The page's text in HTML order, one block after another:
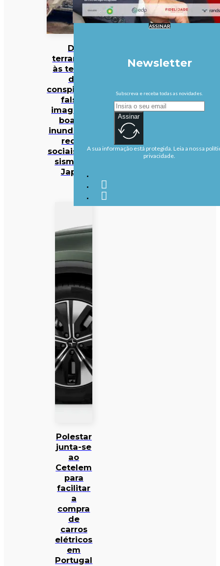
Do
terramoto
às teorias
da
conspiração:
falsas
imagens e
boatos
inundam as
redes
sociais após
sismo no
Japão
Polestar
junta-se
ao
Cetelem
para
facilitar
a
compra
de
carros
elétricos
em
Portugal
ASSINAR
Newsletter
Subscreva e receba todas as novidades.
Assinar
A sua informação está protegida. Leia a nossa
privacidade.